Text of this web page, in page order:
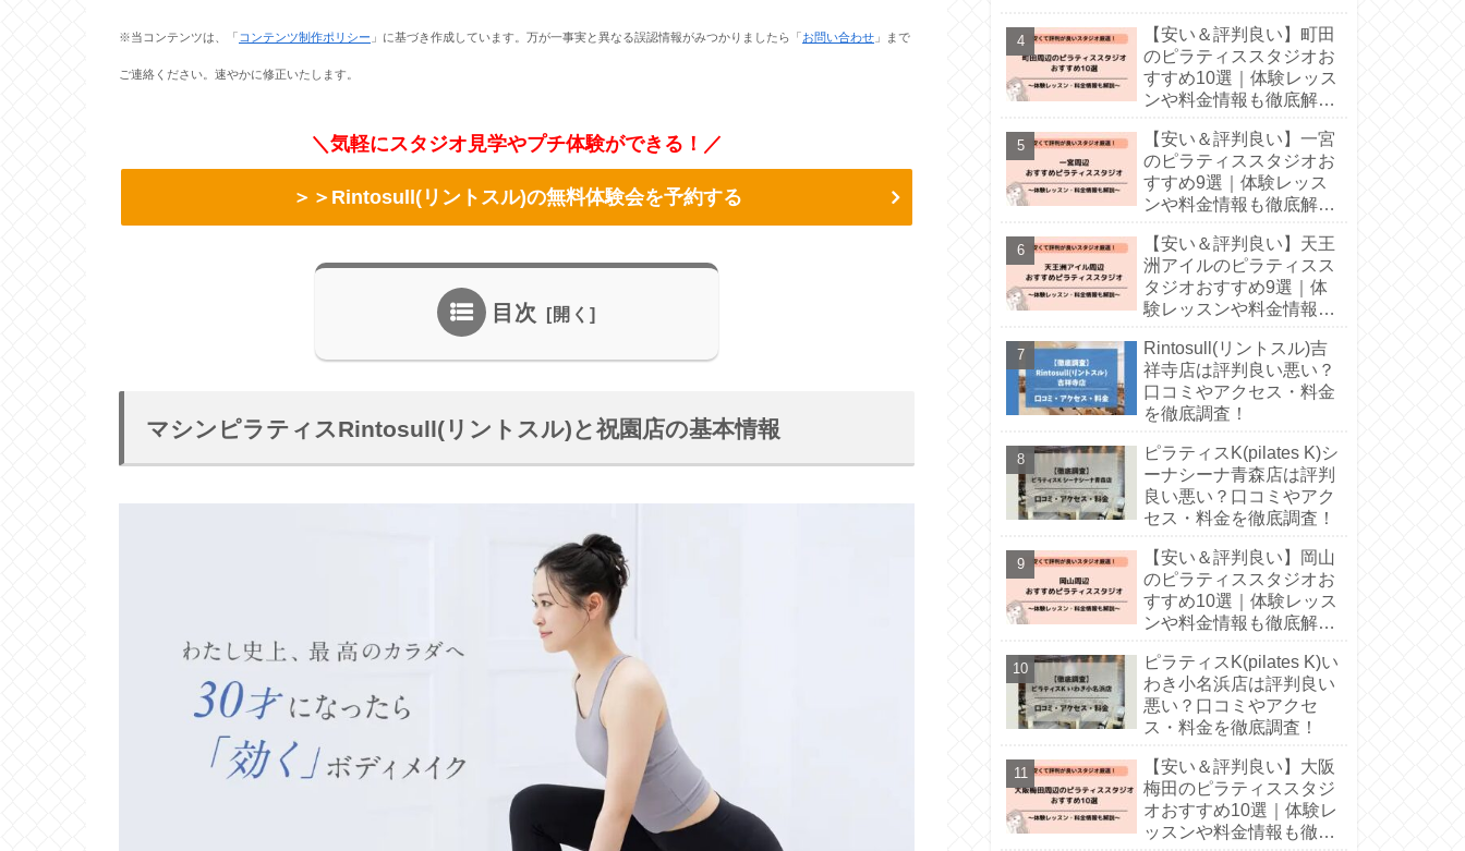
※当コンテンツは、「 コンテンツ制作ポリシー 」に基づき作成しています。万が一事実と異なる誤認情報がみつかりましたら「 お問い合わせ 」まで
ご連絡ください。速やかに修正いたします。
＼気軽にスタジオ見学やプチ体験ができる！／
＞＞Rintosull(リントスル)の無料体験会を予約する
目次
マシンピラティスRintosull(リントスル)と祝園店の基本情報
【安い＆評判良い】町田
のピラティススタジオお
すすめ10選｜体験レッス
ンや料金情報も徹底解
【安い＆評判良い】一宮
のピラティススタジオお
すすめ9選｜体験レッス
ンや料金情報も徹底解
【安い＆評判良い】天王
洲アイルのピラティスス
タジオおすすめ9選｜体
験レッスンや料金情報も
Rintosull(リントスル)吉
祥寺店は評判良い悪い？
口コミやアクセス・料金
を徹底調査！
ピラティスK(pilates K)シ
ーナシーナ青森店は評判
良い悪い？口コミやアク
セス・料金を徹底調査！
【安い＆評判良い】岡山
のピラティススタジオお
すすめ10選｜体験レッス
ンや料金情報も徹底解
ピラティスK(pilates K)い
わき小名浜店は評判良い
悪い？口コミやアクセ
ス・料金を徹底調査！
【安い＆評判良い】大阪
梅田のピラティススタジ
オおすすめ10選｜体験レ
ッスンや料金情報も徹底